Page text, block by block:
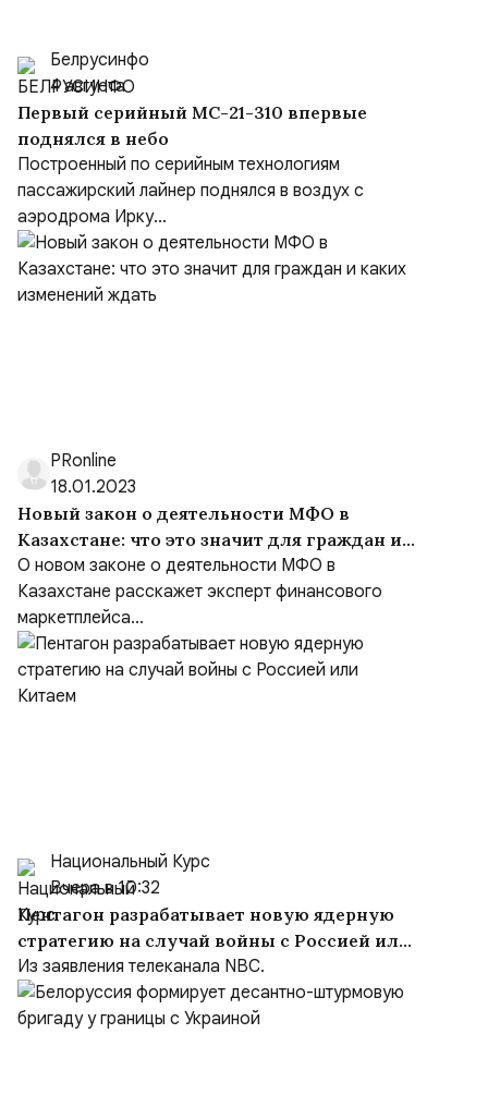
Белрусинфо
4 августа
Первый серийный МС-21-310 впервые
поднялся в небо
Построенный по серийным технологиям
пассажирский лайнер поднялся в воздух с
аэродрома Ирку...
PRonline
18.01.2023
Новый закон о деятел­ьности МФО в
Казахстане: что это значит для граж­дан и
каких изменений ждать
О новом законе о деятел­ьности МФО в
Казахстане расскажет эксперт финансового
маркетплейса...
Национальный Курс
Вчера в 10:32
Пентагон разрабатывает новую ядерную
стратегию на случай войны с Россией или
Китаем
Из заявления телеканала NBC.